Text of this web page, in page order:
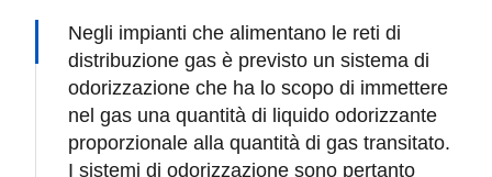
Negli impianti che alimentano le reti di
distribuzione gas è previsto un sistema di
odorizzazione che ha lo scopo di immettere
nel gas una quantità di liquido odorizzante
proporzionale alla quantità di gas transitato.
I sistemi di odorizzazione sono pertanto